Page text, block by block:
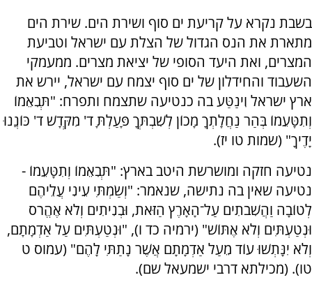
בשבת נקרא על קריעת ים סוף ושירת הים. שירת הים
מתארת את הנס הגדול של הצלת עם ישראל וטביעת
המצרים, ואת היעד הסופי של יציאת מצרים. ממעמקי
השעבוד והחידלון של ים סוף יצמח עם ישראל, יירש את
ארץ ישראל וִינַטַּע בה כנטיעה שתצמח ותפרח: "תְּבִאֵמוֹ
וְתִטָּעֵמוֹ בְּהַר נַחֲלָתְךָ מָכוֹן לְשִׁבְתְּךָ פָּעַלְתָּ ד' מִקְּדָשׁ ד' כּוֹנֲנוּ
יָדֶיךָ" (שמות טו יז).
נטיעה חזקה ומושרשת היטב בארץ: "תְּבִאֵמוֹ וְתִטָּעֵמוֹ -
נטיעה שאין בה נתישה, שנאמר: "וְשַׂמְתִּי עֵינִי עֲלֵיהֶם
לְטוֹבָה וַהֲשִׁבֹתִים עַל־הָאָרֶץ הַזֹּאת, וּבְנִיתִים וְלֹא אֶהֱרֹס
וּנְטַעְתִּים וְלֹא אֶתּוֹשׁ" (ירמיה כד ו), "וּנְטַעְתִּים עַל אַדְמָתָם,
וְלֹא יִנָּתְשׁוּ עוֹד מֵעַל אַדְמָתָם אֲשֶׁר נָתַתִּי לָהֶם" (עמוס ט
טו). (מכילתא דרבי ישמעאל שם).